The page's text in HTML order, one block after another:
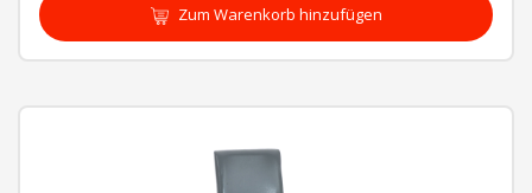
Zum Warenkorb hinzufügen